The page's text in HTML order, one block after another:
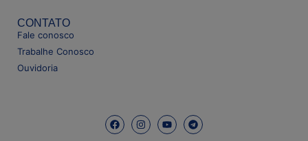
CONTATO
Fale conosco
Trabalhe Conosco
Ouvidoria